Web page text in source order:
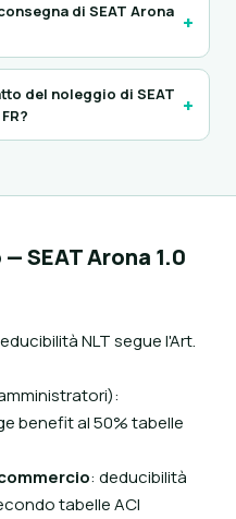
di SEAT Arona +
del noleggio di SEAT +
SEAT Arona 1.0
NLT segue l'Art.
benefit al 50% tabelle
: deducibilità
tabelle ACI